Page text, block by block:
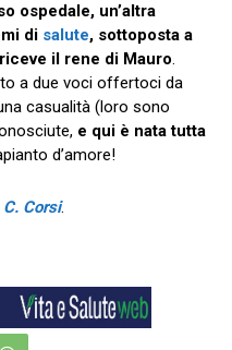
ospedale, un’altra
di salute, sottoposta a
il rene di Mauro.
a due voci offertoci da
casualità (loro sono
e qui è nata tutta
d’amore!
C. Corsi.